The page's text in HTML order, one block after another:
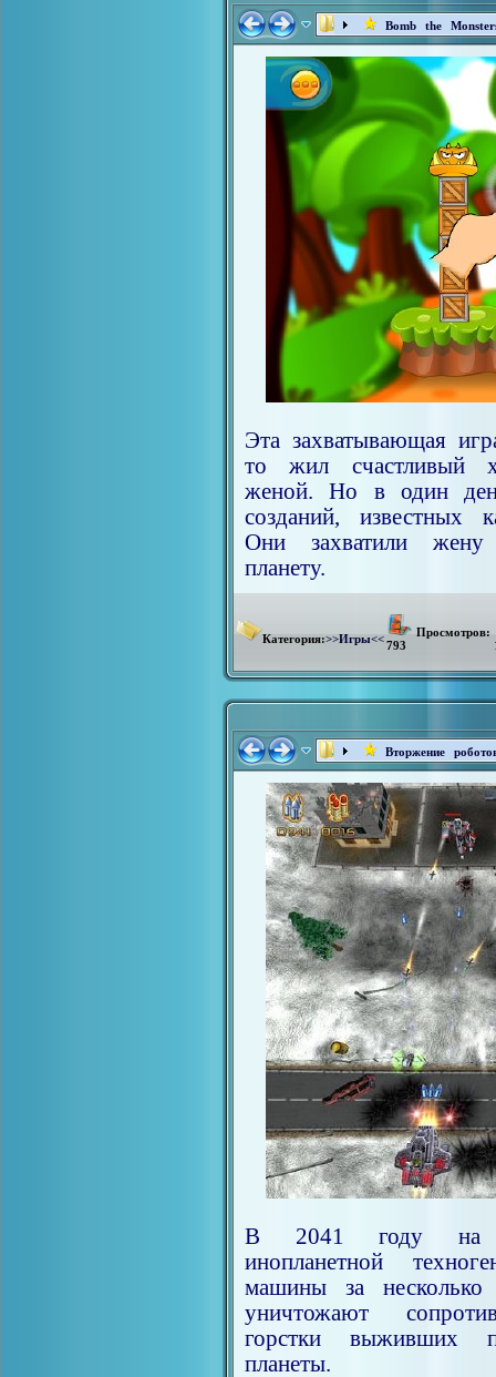
Bomb the
Эта захватывающая
то жил счастливый
женой. Но в один
созданий, известных
Они захватили
планету.
Категория:>>Игры<<
Просмотров:
793
Вторжение
В 2041 году на
инопланетной
машины за несколько
уничтожают
горстки выживших
планеты.